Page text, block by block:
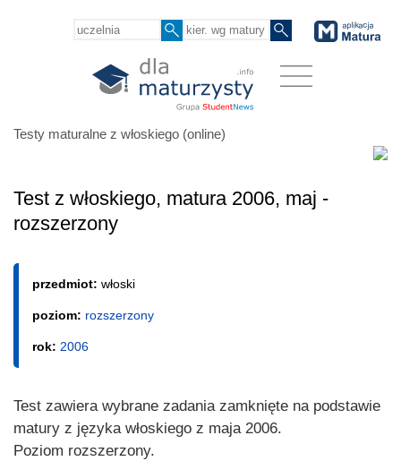
Testy maturalne z włoskiego (online)
Test z włoskiego, matura 2006, maj -
rozszerzony
przedmiot: włoski
poziom: rozszerzony
rok: 2006
Test zawiera wybrane zadania zamknięte na podstawie
matury z języka włoskiego z maja 2006.
Poziom rozszerzony.